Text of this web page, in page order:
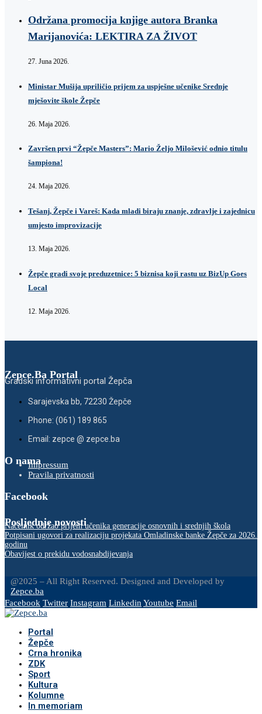
Održana promocija knjige autora Branka
Marijanovića: LEKTIRA ZA ŽIVOT
27. Juna 2026.
Ministar Mušija upriličio prijem za uspješne učenike Srednje
mješovite škole Žepče
26. Maja 2026.
Završen prvi “Žepče Masters”: Mario Željo Milošević odnio titulu
šampiona!
24. Maja 2026.
Tešanj, Žepče i Vareš: Kada mladi biraju znanje, zdravlje i zajednicu
umjesto improvizacije
13. Maja 2026.
Žepče gradi svoje preduzetnice: 5 biznisa koji rastu uz BizUp Goes
Local
12. Maja 2026.
Zepce.Ba Portal
Gradski informativni portal Žepča
Sarajevska bb, 72230 Žepče
Phone: (061) 189 865
Email: zepce @ zepce.ba
O namaImpressum
Pravila privatnosti
Facebook
Posljednje novosti
Načelnik održao prijem učenika generacije osnovnih i srednjih škola
Potpisani ugovori za realizaciju projekata Omladinske banke Žepče za 2026.
godinu
Obavijest o prekidu vodosnabdijevanja
@2025 – All Right Reserved. Designed and Developed by
Zepce.ba
Facebook Twitter Instagram Linkedin Youtube Email
Portal
Žepče
Crna hronika
ZDK
Sport
Kultura
Kolumne
In memoriam